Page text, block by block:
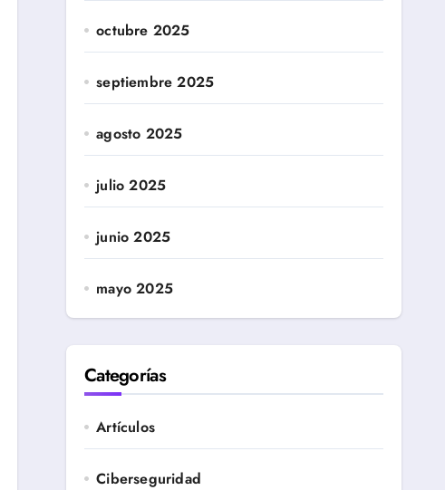
octubre 2025
septiembre 2025
agosto 2025
julio 2025
junio 2025
mayo 2025
Categorías
Artículos
Ciberseguridad